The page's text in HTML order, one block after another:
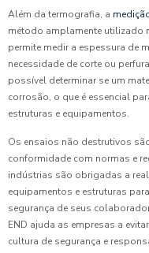
Além da termografia, a
método amplamente utilizado
permite medir a espessura de
necessidade de corte ou
possível determinar se um
corrosão, o que é essencial
estruturas e equipamentos.
Os ensaios não destrutivos
conformidade com normas e
indústrias são obrigadas a
equipamentos e estruturas
segurança de seus
END ajuda as empresas a
cultura de segurança e